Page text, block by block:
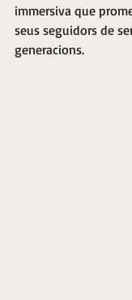
immersiva que
seus seguidors de
generacions.